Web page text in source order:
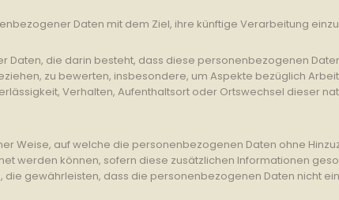
Daten mit dem Ziel, ihre künftige Verarbeitung
die darin besteht, dass diese personenbezogenen
zu bewerten, insbesondere, um Aspekte bezüglich
Verhalten, Aufenthaltsort oder Ortswechsel dieser
Weise, auf welche die personenbezogenen Daten ohne
werden können, sofern diese zusätzlichen Informationen
gewährleisten, dass die personenbezogenen Daten nicht